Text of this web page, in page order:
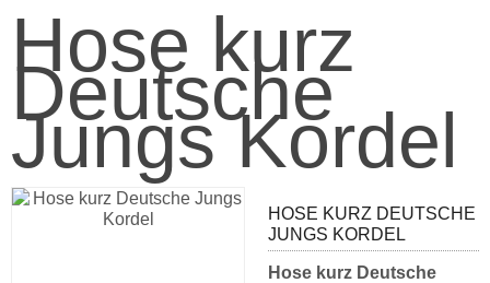
Hose kurz
Deutsche
Jungs Kordel
HOSE KURZ DEUTSCHE
JUNGS KORDEL
Hose kurz Deutsche